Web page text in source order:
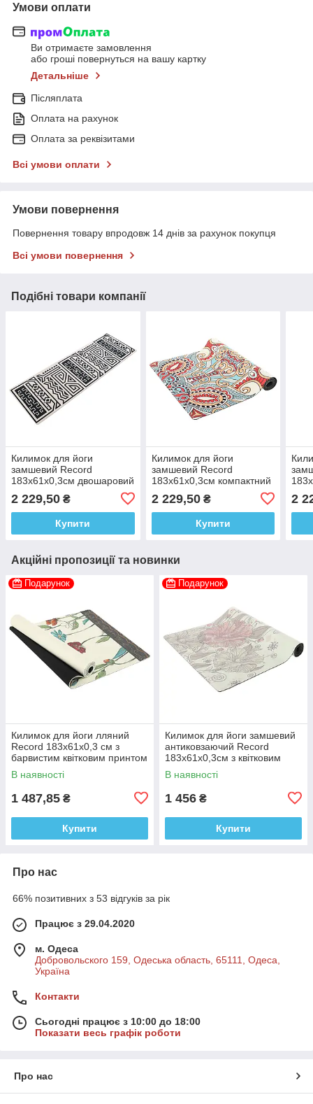
Умови оплати
Ви отримаєте замовлення
або гроші повернуться на вашу картку
Детальніше
Післяплата
Оплата на рахунок
Оплата за реквізитами
Всі умови оплати
Умови повернення
Повернення товару впродовж 14 днів за рахунок покупця
Всі умови повернення
Подібні товари компанії
Килимок для йоги
замшевий Record
183x61x0,3см двошаровий
комплекті
2 229,50 ₴
Купити
Килимок для йоги
замшевий Record
183x61x0,3см компактний
комплекті
2 229,50₴
Купити
2
Акційні пропозиції та новинки
Подарунок
Килимок для йоги лляний
Record 183x61x0,3 см з
барвистим квітковим принтом
В наявності
1 487,85 ₴
Купити
Подарунок
Килимок для йоги замшевий
антиковзаючий Record
183x61x0,3см з квітковим
принтом
В наявності
1 456 ₴
Купити
Про нас
66% позитивних з 53 відгуків за рік
Працює з 29.04.2020
м. Одеса
Добровольского 159, Одеська область, 65111, Одеса,
Україна
Контакти
Сьогодні працює з 10:00 до 18:00
Показати весь графік роботи
Про нас